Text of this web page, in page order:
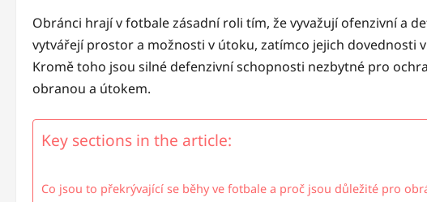
Obránci hrají v fotbale zásadní roli tím, že vyvažují ofenzivní a
vytvářejí prostor a možnosti v útoku, zatímco jejich dovednosti
Kromě toho jsou silné defenzivní schopnosti nezbytné pro
obranou a útokem.
Key sections in the article:
Co jsou to překrývající se běhy ve fotbale a proč jsou důležité pro